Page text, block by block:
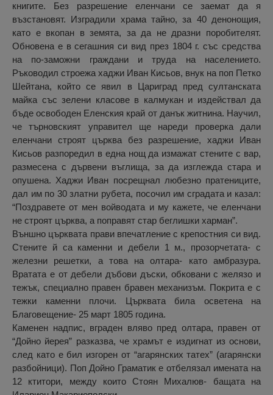
книгите. Без разрешение еленчани се заемат да я
възстановят. Изградили храма тайно, за 40 денонощия,
като е вкопан в земята, за да не дразни поробителят.
Обновена е в сегашния си вид през 1804 г. със средства
на по-заможни граждани и труда на населението.
Ръководил строежа хаджи Иван Кисьов, внук на поп Петко
Шейтана, който се явил в Цариград пред султанската
майка със зелени класове в калмукан и издействал да
бъде освободен Еленския край от данък житнина. Научил,
че търновският управител ще нареди проверка дали
еленчани строят църква без разрешение, хаджи Иван
Кисьов разпоредил в една нощ да измажат стените с вар,
размесена с дървени въглища, за да изглежда стара и
опушена. Хаджи Иван посрещнал любезно пратениците,
дал им по 30 златни рубета, посочил им сградата и казал:
“Поздравете от мен войводата и му кажете, че еленчани
не строят църква, а поправят стар беглишки харман”.
Външно църквата прави впечатление с крепостния си вид.
Стените й са каменни и дебели 1 м., прозорчетата- с
железни решетки, а това на олтара- като амбразура.
Вратата е от дебели дъбови дъски, обковани с желязо и
тежък, специално правен бравен механизъм. Покрита е с
тежки каменни плочи. Църквата била осветена на
Благовещение- 25 март 1805 година.
Каменен надпис, вграден вляво пред олтара, правен от
“Дойно йерея” разказва, че храмът е издигнат из основи,
след като е бил изгорен от “агарянских татех” (агарянски
разбойници). Поп Дойно Граматик е отбелязал имената на
12 ктитори, между които Стоян Михалюв- бащата на